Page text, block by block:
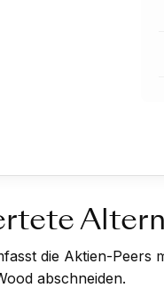
die Aktien-Peers
abschneiden.